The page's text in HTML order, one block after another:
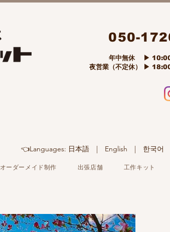
050-
年中無休 ▶ 10:00
夜営業（不定休） ▶
👈Languages: 日本語 | English | 한국어 |
オーダーメイド制作 出張店舗 工作キット